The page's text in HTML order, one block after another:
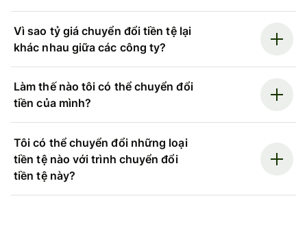
Vì sao tỷ giá chuyển đổi tiền tệ lại
khác nhau giữa các công ty?
Làm thế nào tôi có thể chuyển đổi
tiền của mình?
Tôi có thể chuyển đổi những loại
tiền tệ nào với trình chuyển đổi
tiền tệ này?